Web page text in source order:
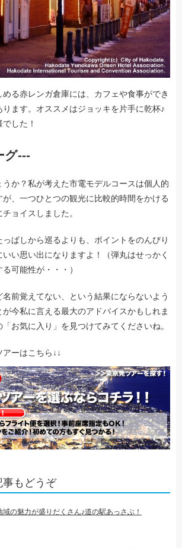
る赤レンガ倉庫には、カフェや食事ができ
ます。オススメはジョッキを片手に乾杯♪
した！
グ---
うか？私が考えた市電モデルコースは個人的
、一つひとつの観光に比較的時間をかける
ョイスしました。
ぱしから巡るよりも、ポイントをのんびり
い思い出になりますよ！（弾丸はせっかく
可能性が・・・）
前覚えてない、という結果にならないよう
今私に言える最大のアドバイスかもしれま
お気に入り」を見つけてみてくださいね。
ーはこちら↓↓
事もどうぞ
域の魅力が盛りだくさん♪道の駅あっさぶ！